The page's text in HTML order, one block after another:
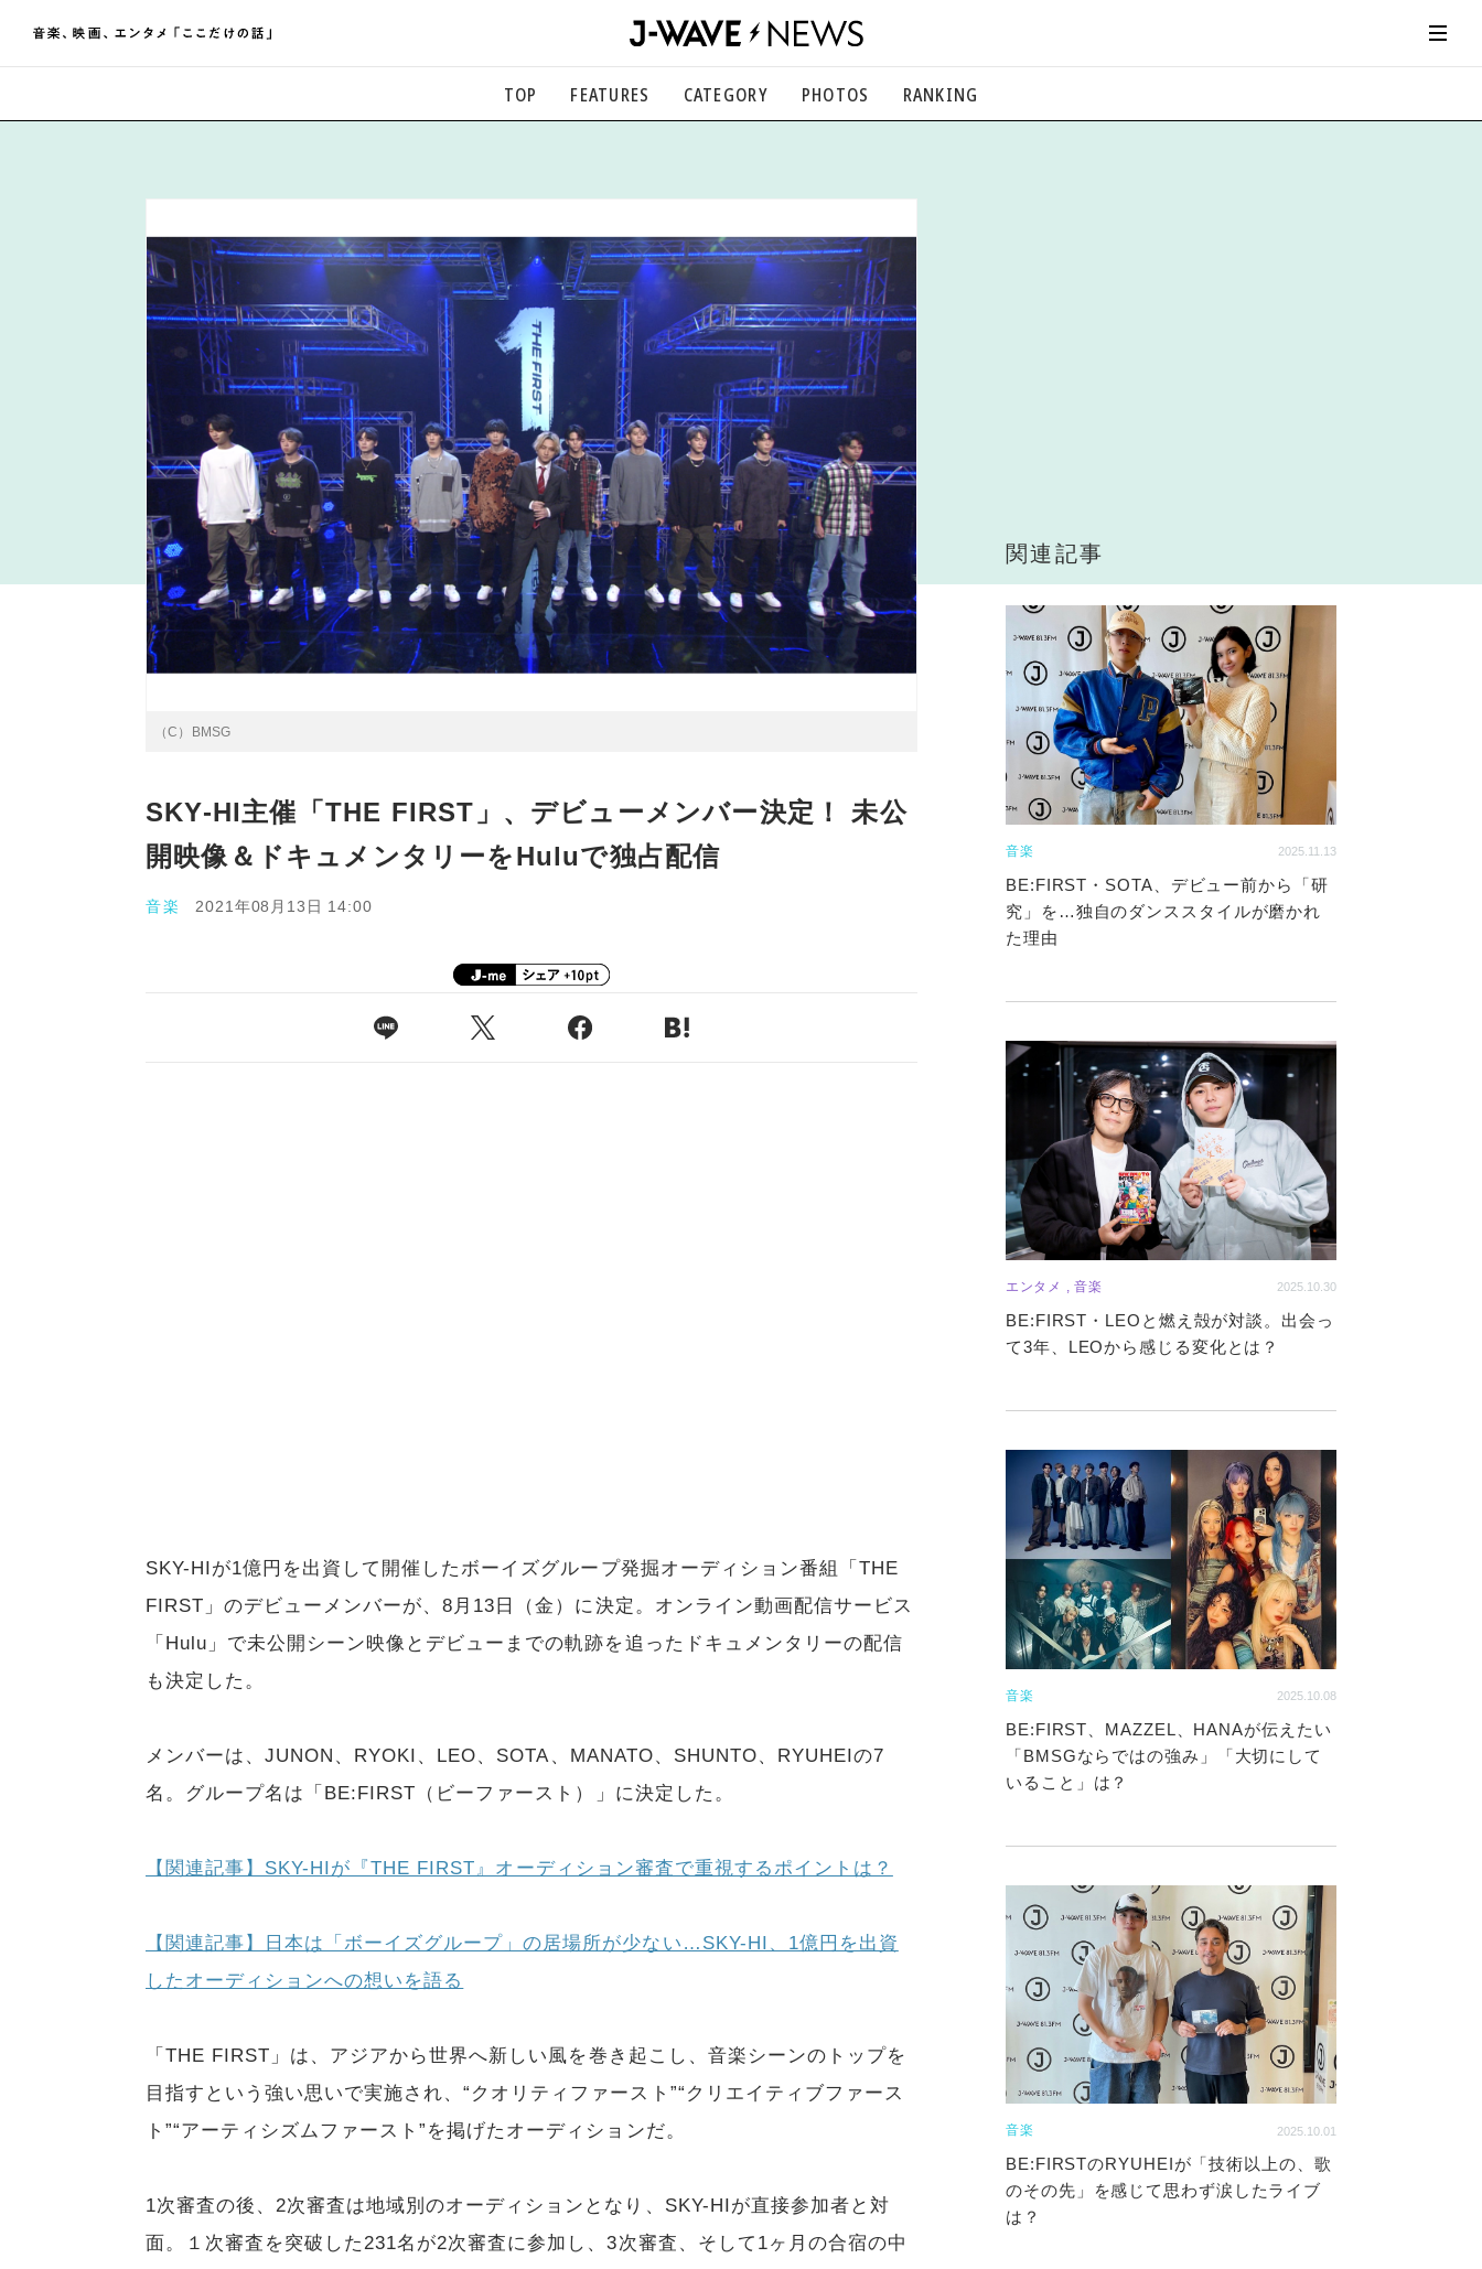
TOP FEATURES CATEGORY
映画、芸能、舞台、スポーツなど
カルチャー
アート、文芸、マンガなど
食、健康、美容…暮らし豊かに
社会
国内、海外の気になるトピック
PHOTOS RANKING
（C）BMSG
SKY-HI主催「THE FIRST」、デビューメンバー決定！ 未公
開映像＆ドキュメンタリーをHuluで独占配信
音楽 2021年08月13日 14:00
SKY-HIが1億円を出資して開催したボーイズグループ発掘オーディション番組「THE
FIRST」のデビューメンバーが、8月13日（金）に決定。オンライン動画配信サービス
「Hulu」で未公開シーン映像とデビューまでの軌跡を追ったドキュメンタリーの配信
も決定した。
メンバーは、JUNON、RYOKI、LEO、SOTA、MANATO、SHUNTO、RYUHEIの7
名。グループ名は「BE:FIRST（ビーファースト）」に決定した。
【関連記事】SKY-HIが『THE FIRST』オーディション審査で重視するポイントは？
【関連記事】日本は「ボーイズグループ」の居場所が少ない…SKY-HI、1億円を出資
したオーディションへの想いを語る
「THE FIRST」は、アジアから世界へ新しい風を巻き起こし、音楽シーンのトップを
目指すという強い思いで実施され、“クオリティファースト”“クリエイティブファース
ト”“アーティシズムファースト”を掲げたオーディションだ。
1次審査の後、2次審査は地域別のオーディションとなり、SKY-HIが直接参加者と対
面。１次審査を突破した231名が2次審査に参加し、3次審査、そして1ヶ月の合宿の中
関連記事
音楽 2025.11.13
BE:FIRST・SOTA、デビュー前から「研
究」を…独自のダンススタイルが磨かれ
た理由
エンタメ , 音楽 2025.10.30
BE:FIRST・LEOと燃え殻が対談。出会っ
て3年、LEOから感じる変化とは？
音楽 2025.10.08
BE:FIRST、MAZZEL、HANAが伝えたい
「BMSGならではの強み」「大切にして
いること」は？
音楽 2025.10.01
BE:FIRSTのRYUHEIが「技術以上の、歌
のその先」を感じて思わず涙したライブ
は？